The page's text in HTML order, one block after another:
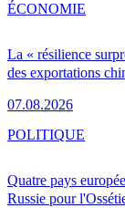
La « résilience
des exportations
07.08.2026
ÉCONOMIE
Quatre pays
Russie pour
POLITIQUE